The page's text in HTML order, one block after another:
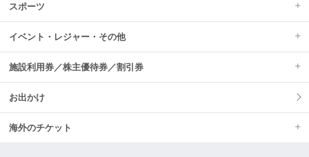
スポーツ
イベント・レジャー・その他
施設利用券／株主優待券／割引券
お出かけ
海外のチケット